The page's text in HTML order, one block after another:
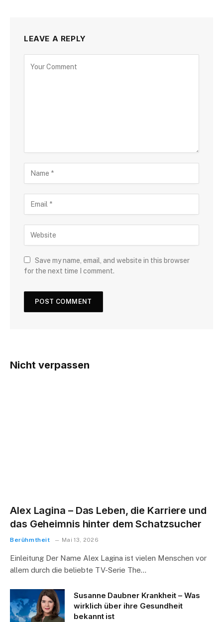
LEAVE A REPLY
Save my name, email, and website in this browser
for the next time I comment.
Nicht verpassen
Alex Lagina – Das Leben, die Karriere und
das Geheimnis hinter dem Schatzsucher
Berühmtheit Mai 13, 2026
Einleitung Der Name Alex Lagina ist vielen Menschen vor
allem durch die beliebte TV-Serie The…
Susanne Daubner Krankheit – Was
wirklich über ihre Gesundheit
bekannt ist